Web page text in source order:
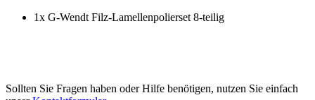
1x G-Wendt Filz-Lamellenpolierset 8-teilig
Sollten Sie Fragen haben oder Hilfe benötigen, nutzen Sie einfach